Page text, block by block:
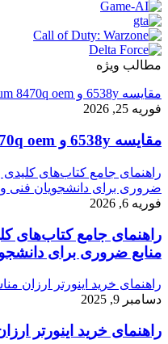
مطالب ویژه
مقایسه 6538y و intel xeon platinum 8470q oem
فوریه 25, 2026
مقایسه 6538y و intel xeon platinum 8470q oem
راهنمای جامع کتاب‌های کلیدی
ضروری برای دانشجویان فنی
فوریه 6, 2026
راهنمای جامع کتاب‌های
منابع ضروری برای
راهنمای خرید اینورتر ارزان
دسامبر 9, 2025
راهنمای خرید اینورتر